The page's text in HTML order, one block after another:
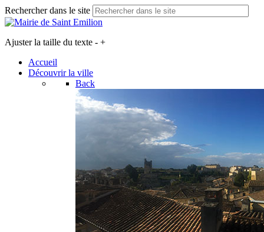
Rechercher dans le site
Ajuster la taille du texte - +
Accueil
Découvrir la ville
Back